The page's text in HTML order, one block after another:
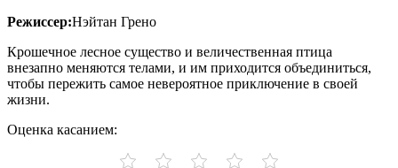
Режиссер:Нэйтан Грено
Крошечное лесное существо и величественная птица
внезапно меняются телами, и им приходится объединиться,
чтобы пережить самое невероятное приключение в своей
жизни.
Оценка касанием: